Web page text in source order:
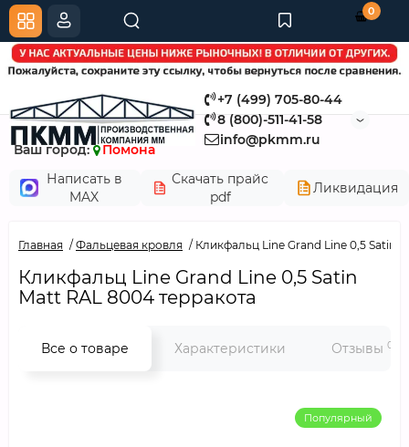
+7 (499) 705-80-44
8 (800)-511-41-58
info@pkmm.ru
Ваш город:
Помона
Написать в
MAX
Скачать прайс
pdf
Ликвидация
0
Главная Фальцевая кровля Кликфальц Line Grand Line 0,5 Satin
Кликфальц Line Grand Line 0,5 Satin
Мatt RAL 8004 терракота
Все о товаре Характеристики Отзывы 0
Популярный